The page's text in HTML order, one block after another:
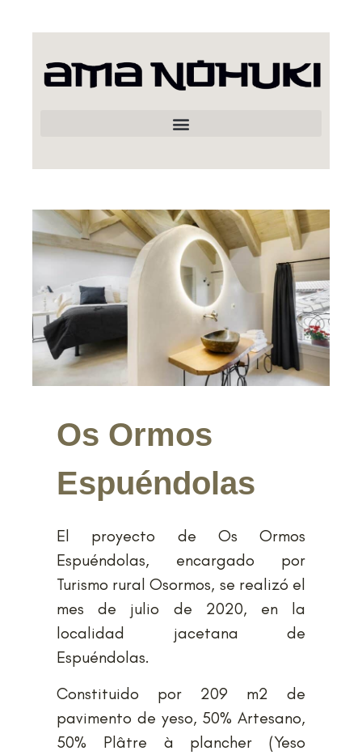
Os Ormos
Espuéndolas
El proyecto de Os Ormos
Espuéndolas, encargado por
Turismo rural Osormos, se realizó el
mes de julio de 2020, en la
localidad jacetana de
Espuéndolas.
Constituido por 209 m2 de
pavimento de yeso, 50% Artesano,
50% Plâtre à plancher (Yeso